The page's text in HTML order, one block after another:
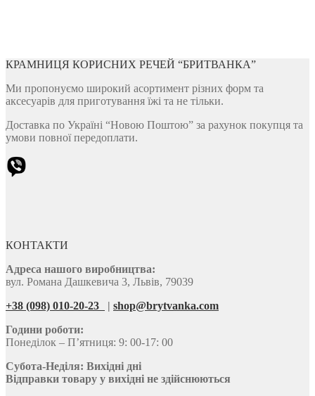
КРАМНИЦЯ КОРИСНИХ РЕЧЕЙ “БРИТВАНКА”
Ми пропонуємо широкий асортимент різних форм та
аксесуарів для приготування їжі та не тільки.
Доставка по Україні “Новою Поштою” за рахунок покупця та
умови повної передоплати.
КОНТАКТИ
Адреса нашого виробництва:
вул. Романа Дашкевича 3, Львів, 79039
+38 (098) 010-20-23
| shop@brytvanka.com
Години роботи:
Понеділок – П’ятниця: 9: 00-17: 00
Субота-Неділя: Вихідні дні
Відправки товару у вихідні не здійснюються